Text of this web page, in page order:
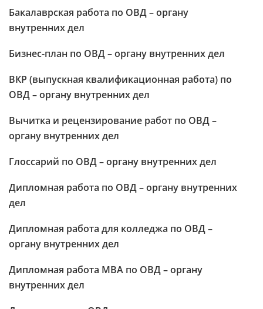
Бакалаврская работа по ОВД – органу
внутренних дел
Бизнес-план по ОВД – органу внутренних дел
ВКР (выпускная квалификационная работа) по
ОВД – органу внутренних дел
Вычитка и рецензирование работ по ОВД –
органу внутренних дел
Глоссарий по ОВД – органу внутренних дел
Дипломная работа по ОВД – органу внутренних
дел
Дипломная работа для колледжа по ОВД –
органу внутренних дел
Дипломная работа МВА по ОВД – органу
внутренних дел